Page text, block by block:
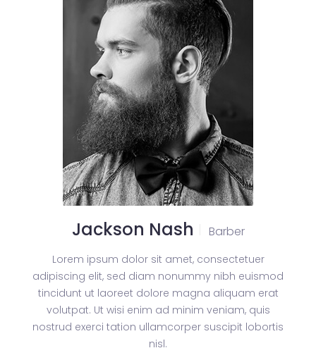
Jackson Nash Barber
Lorem ipsum dolor sit amet, consectetuer
adipiscing elit, sed diam nonummy nibh euismod
tincidunt ut laoreet dolore magna aliquam erat
volutpat. Ut wisi enim ad minim veniam, quis
nostrud exerci tation ullamcorper suscipit lobortis
nisl.